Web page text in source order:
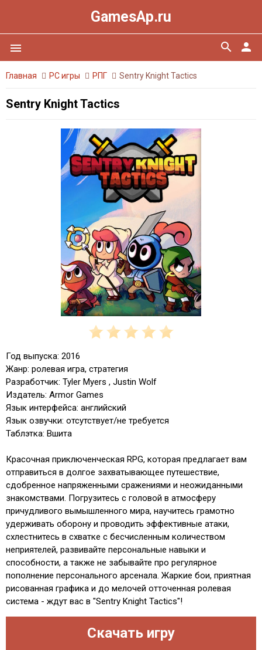
GamesAp.ru
menu person
search
Главная PC игры РПГ Sentry Knight Tactics
Sentry Knight Tactics
Год выпуска: 2016
Жанр: ролевая игра, стратегия
Разработчик: Tyler Myers , Justin Wolf
Издатель: Armor Games
Язык интерфейса: английский
Язык озвучки: отсутствует/не требуется
Таблэтка: Вшита
Красочная приключенческая RPG, которая предлагает вам
отправиться в долгое захватывающее путешествие,
сдобренное напряженными сражениями и неожиданными
знакомствами. Погрузитесь с головой в атмосферу
причудливого вымышленного мира, научитесь грамотно
удерживать оборону и проводить эффективные атаки,
схлестнитесь в схватке с бесчисленным количеством
неприятелей, развивайте персональные навыки и
способности, а также не забывайте про регулярное
пополнение персонального арсенала. Жаркие бои, приятная
рисованная графика и до мелочей отточенная ролевая
система - ждут вас в "Sentry Knight Tactics"!
Скачать игру